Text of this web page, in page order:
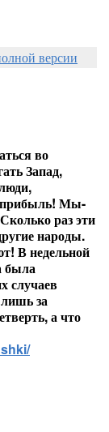
версии
во
Запад,
Мы-
раз эти
народы.
В недельной
была
случаев
лишь за
а что